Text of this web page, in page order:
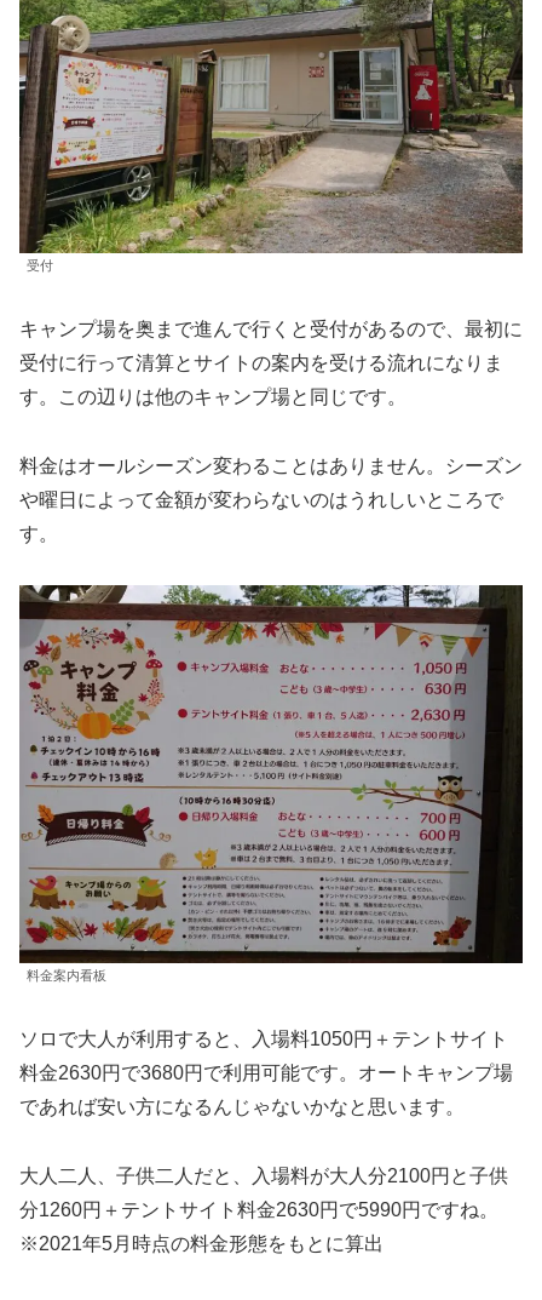
受付
キャンプ場を奥まで進んで行くと受付があるので、最初に
受付に行って清算とサイトの案内を受ける流れになりま
す。この辺りは他のキャンプ場と同じです。
料金はオールシーズン変わることはありません。シーズン
や曜日によって金額が変わらないのはうれしいところで
す。
料金案内看板
ソロで大人が利用すると、入場料1050円＋テントサイト
料金2630円で3680円で利用可能です。オートキャンプ場
であれば安い方になるんじゃないかなと思います。
大人二人、子供二人だと、入場料が大人分2100円と子供
分1260円＋テントサイト料金2630円で5990円ですね。
※2021年5月時点の料金形態をもとに算出